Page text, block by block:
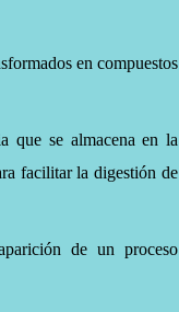
en compuestos
que se almacena en la
facilitar la digestión de
de un proceso